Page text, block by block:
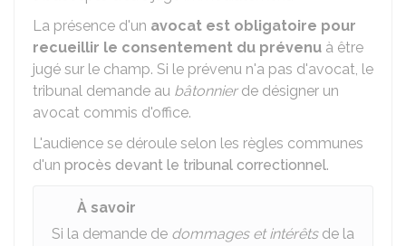
La présence d'un avocat est obligatoire pour
recueillir le consentement du prévenu à être
jugé sur le champ. Si le prévenu n'a pas d'avocat, le
tribunal demande au bâtonnierde désigner un
avocat commis d'office.
L'audience se déroule selon les règles communes
d'un procès devant le tribunal correctionnel.
À savoir
Si la demande de dommages et intérêtsde la